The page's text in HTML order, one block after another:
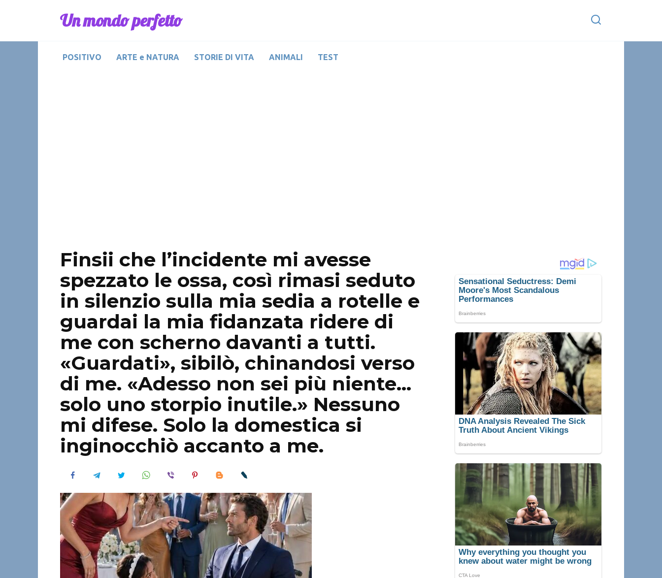
Un mondo perfetto
POSITIVO ARTE e NATURA STORIE DI VITA ANIMALI TEST
Finsii che l’incidente mi avesse
spezzato le ossa, così rimasi seduto
in silenzio sulla mia sedia a rotelle e
guardai la mia fidanzata ridere di
me con scherno davanti a tutti.
«Guardati», sibilò, chinandosi verso
di me. «Adesso non sei più niente…
solo uno storpio inutile.» Nessuno
mi difese. Solo la domestica si
inginocchiò accanto a me.